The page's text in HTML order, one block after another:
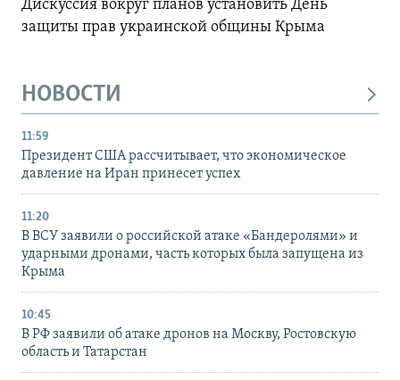
Дискуссия вокруг планов установить День
защиты прав украинской общины Крыма
НОВОСТИ
11:59
Президент США рассчитывает, что экономическое
давление на Иран принесет успех
11:20
В ВСУ заявили о российской атаке «Бандеролями» и
ударными дронами, часть которых была запущена из
Крыма
10:45
В РФ заявили об атаке дронов на Москву, Ростовскую
область и Татарстан